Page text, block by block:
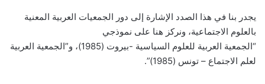
يجدر بنا في هذا الصدد الإشارة إلى دور الجمعيات العربية المعنية
بالعلوم الاجتماعية، ونركز هنا على نموذجي
“الجمعية العربية للعلوم السياسية -بيروت (1985)، و”الجمعية العربية
لعلم الاجتماع – تونس (1985)”.